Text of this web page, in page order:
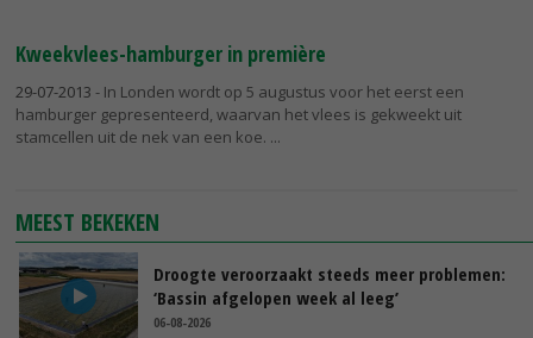
Kweekvlees-hamburger in première
29-07-2013 - In Londen wordt op 5 augustus voor het eerst een
hamburger gepresenteerd, waarvan het vlees is gekweekt uit
stamcellen uit de nek van een koe.
MEEST BEKEKEN
Droogte veroorzaakt steeds meer problemen:
‘Bassin afgelopen week al leeg’
06-08-2026